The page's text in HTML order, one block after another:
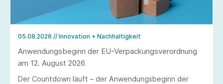
05.08.2026 // Innovation + Nachhaltigkeit
Anwendungsbeginn der EU-Verpackungsverordnung
am 12. August 2026
Der Countdown läuft – der Anwendungsbeginn der